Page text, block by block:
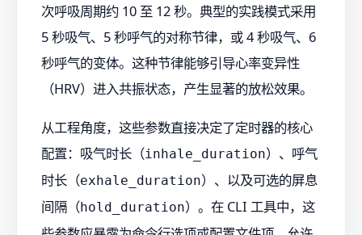
次呼吸周期约 10 至 12 秒。典型的实践模式采用
5 秒吸气、5 秒呼气的对称节律，或 4 秒吸气、6
秒呼气的变体。这种节律能够引导心率变异性
（HRV）进入共振状态，产生显著的放松效果。
从工程角度，这些参数直接决定了定时器的核心
配置：吸气时长（inhale_duration）、呼气
时长（exhale_duration）、以及可选的屏息
间隔（hold_duration）。在 CLI 工具中，这